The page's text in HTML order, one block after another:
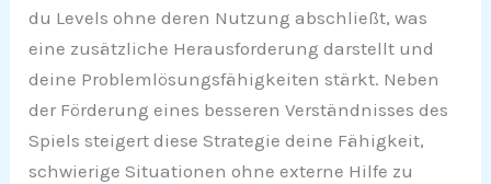
du Levels ohne deren Nutzung abschließt, was
eine zusätzliche Herausforderung darstellt und
deine Problemlösungsfähigkeiten stärkt. Neben
der Förderung eines besseren Verständnisses des
Spiels steigert diese Strategie deine Fähigkeit,
schwierige Situationen ohne externe Hilfe zu